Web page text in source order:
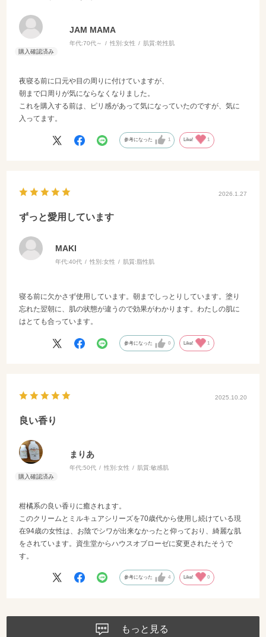
JAM MAMA
年代:70代～ 性別:女性 肌質:乾性肌
夜寝る前に口元や目の周りに付けていますが、
朝まで口周りが気にならなくなりました。
これを購入する前は、ピリ感があって気になっていたのですが、気に
入ってます。
参考になった 1 Like! 1
2026.1.27
ずっと愛用しています
MAKI
年代:40代 性別:女性 肌質: 脂性肌
寝る前に欠かさず使用しています。朝までしっとりしています。塗り
忘れた翌朝に、肌の状態が違うので効果がわかります。わたしの肌に
はとても合っています。
参考になった 0 Like! 1
2025.10.20
良い香り
まりあ
年代:50代 性別:女性 肌質:敏感肌
柑橘系の良い香りに癒されます。
このクリームとミルキュアシリーズを70歳代から使用し続けている現
在94歳の女性は、お陰でシワが出来なかったと仰っており、綺麗な肌
をされています。資生堂からハウスオブローゼに変更されたそうで
す。
参考になった 4 Like! 0
もっと見る